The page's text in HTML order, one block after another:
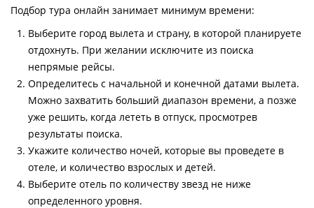
Подбор тура онлайн занимает минимум времени:
Выберите город вылета и страну, в которой планируете
отдохнуть. При желании исключите из поиска
непрямые рейсы.
Определитесь с начальной и конечной датами вылета.
Можно захватить больший диапазон времени, а позже
уже решить, когда лететь в отпуск, просмотрев
результаты поиска.
Укажите количество ночей, которые вы проведете в
отеле, и количество взрослых и детей.
Выберите отель по количеству звезд не ниже
определенного уровня.